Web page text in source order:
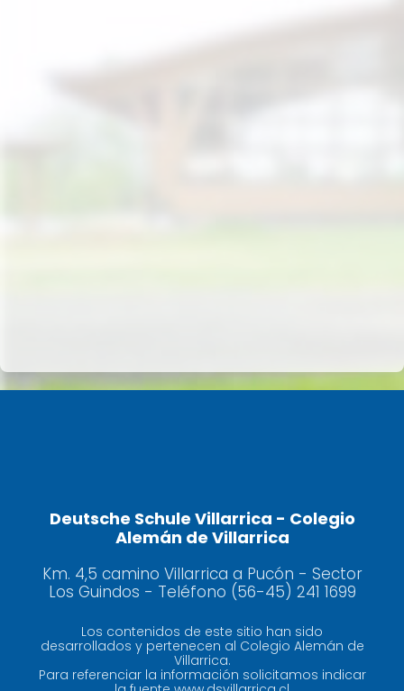
Deutsche Schule Villarrica - Colegio
Alemán de Villarrica
Km. 4,5 camino Villarrica a Pucón - Sector
Los Guindos - Teléfono (56-45) 241 1699
Los contenidos de este sitio han sido
desarrollados y pertenecen al Colegio Alemán de
Villarrica.
Para referenciar la información solicitamos indicar